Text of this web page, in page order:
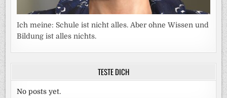
Ich meine: Schule ist nicht alles. Aber ohne Wissen und
Bildung ist alles nichts.
TESTE DICH
No posts yet.